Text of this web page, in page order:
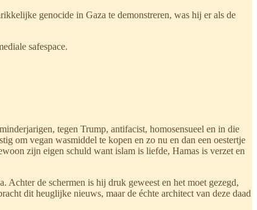
genocide in Gaza te demonstreren, was hij er als de
safespace.
tegen Trump, antifacist, homosensueel en in die
om vegan wasmiddel te kopen en zo nu en dan een oestertje
zijn eigen schuld want islam is liefde, Hamas is verzet en
de schermen is hij druk geweest en het moet gezegd,
dit heuglijke nieuws, maar de échte architect van deze daad